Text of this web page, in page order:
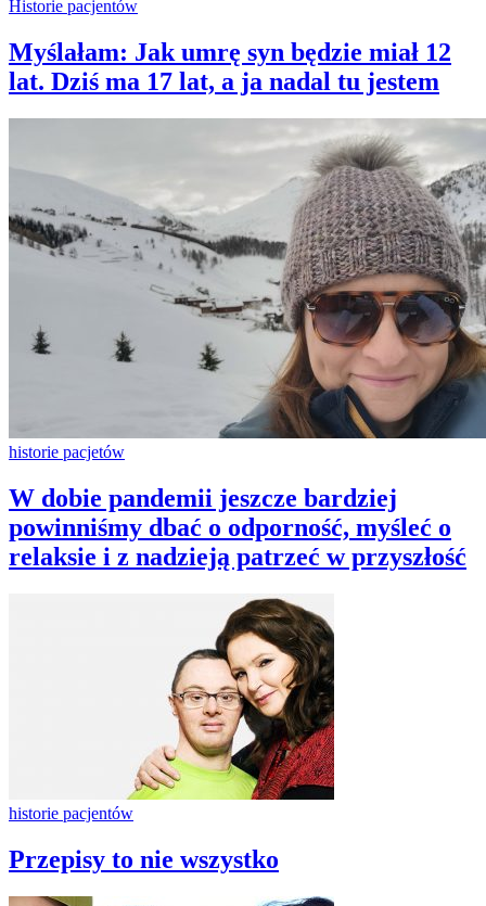
Historie pacjentów
Myślałam: Jak umrę syn będzie miał 12
lat. Dziś ma 17 lat, a ja nadal tu jestem
historie pacjetów
W dobie pandemii jeszcze bardziej
powinniśmy dbać o odporność, myśleć o
relaksie i z nadzieją patrzeć w przyszłość
historie pacjentów
Przepisy to nie wszystko